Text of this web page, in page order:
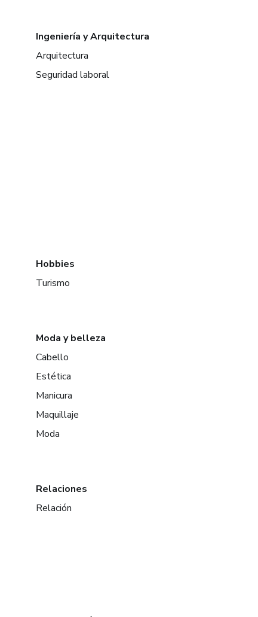
Ingeniería y Arquitectura
Arquitectura
Seguridad laboral
Hobbies
Turismo
Moda y belleza
Cabello
Estética
Manicura
Maquillaje
Moda
Relaciones
Relación